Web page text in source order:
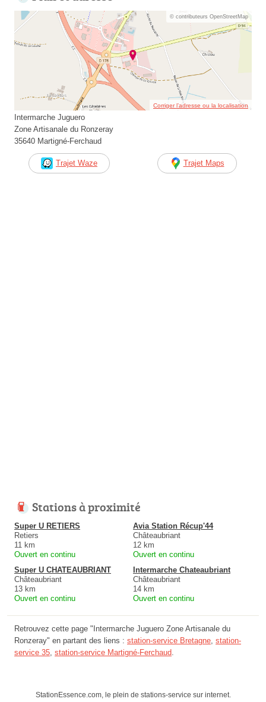
© contributeurs OpenStreetMap
Corriger l’adresse ou la localisation
Intermarche Juguero
Zone Artisanale du Ronzeray
35640 Martigné-Ferchaud
Trajet Waze Trajet Maps
Stations à proximité
Super U RETIERS
Retiers
11 km
Ouvert en continu
Avia Station Récup'44
Châteaubriant
12 km
Ouvert en continu
Super U CHATEAUBRIANT
Châteaubriant
13 km
Ouvert en continu
Intermarche Chateaubriant
Châteaubriant
14 km
Ouvert en continu
Retrouvez cette page "Intermarche Juguero Zone Artisanale du
Ronzeray" en partant des liens : station-service Bretagne, station-
service 35, station-service Martigné-Ferchaud.
StationEssence.com, le plein de stations-service sur internet.